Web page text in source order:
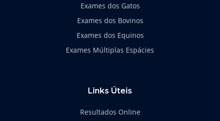
Exames dos Gatos
Exames dos Bovinos
Exames dos Equinos
Exames Múltiplas Espácies
Links Úteis
Resultados Online